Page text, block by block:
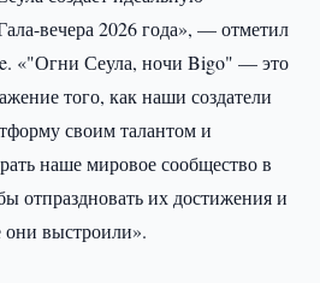
вечера 2026 года», — отметил
«"Огни Сеула, ночи Bigo" — это
того, как наши создатели
своим талантом и
наше мировое сообщество в
отпраздновать их достижения и
они выстроили».